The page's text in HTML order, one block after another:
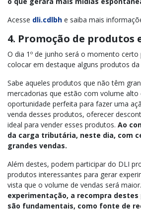
Acesse dli.cdlbh e saiba mais
4. Promoção de produtos
O dia 1º de junho será o momento
colocar em destaque alguns produtos da
Sabe aqueles produtos que não têm
mercadorias que estão com volume alto
oportunidade perfeita para fazer uma
venda desses produtos, oferecer
ideal para vender esses produtos. Ao
da carga tributária, neste dia, com
grandes vendas.
Além destes, podem participar do DLI
produtos interessantes para gerar
vista que o volume de vendas será maior.
experimentação, a recompra
são fundamentais, como fonte de